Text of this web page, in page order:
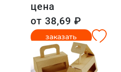
цена
от 38,69 ₽
заказать